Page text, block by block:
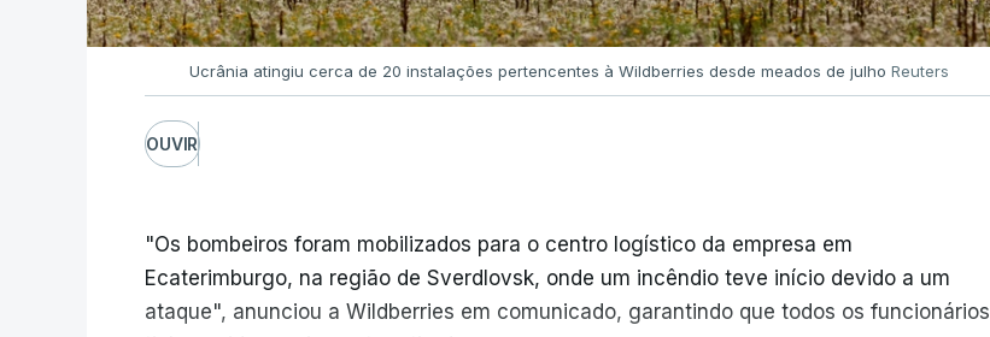
Ucrânia atingiu cerca de 20 instalações pertencentes à Wildberries desde meados de julho Reuters
OUVIR
"Os bombeiros foram mobilizados para o centro logístico da empresa em
Ecaterimburgo, na região de Sverdlovsk, onde um incêndio teve início devido a um
ataque", anunciou a Wildberries em comunicado, garantindo que todos os funcionários